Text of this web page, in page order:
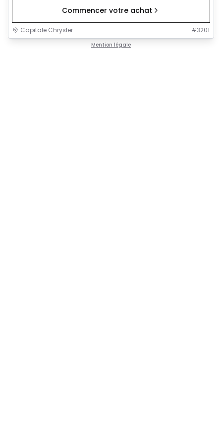
Commencer votre achat
Capitale Chrysler #3201
Mention légale